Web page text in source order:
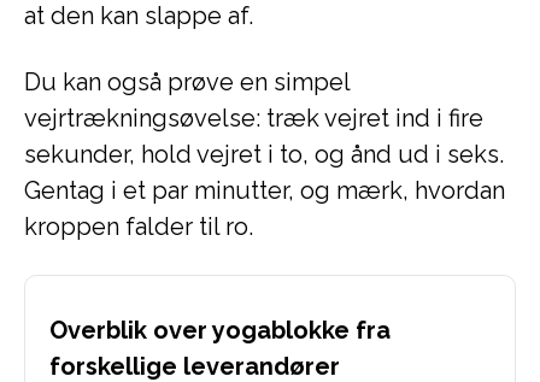
at den kan slappe af.
Du kan også prøve en simpel
vejrtrækningsøvelse: træk vejret ind i fire
sekunder, hold vejret i to, og ånd ud i seks.
Gentag i et par minutter, og mærk, hvordan
kroppen falder til ro.
Overblik over yogablokke fra
forskellige leverandører